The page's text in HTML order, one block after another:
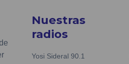
Nuestras
radios
Yosi Sideral 90.1